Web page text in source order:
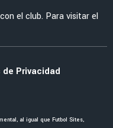
el club. Para visitar el
Privacidad
al igual que Futbol Sites,